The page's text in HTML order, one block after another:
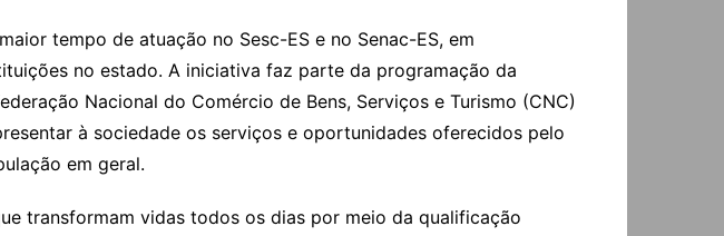
tempo de atuação no Sesc-ES e no Senac-ES, em
no estado. A iniciativa faz parte da programação da
Nacional do Comércio de Bens, Serviços e Turismo (CNC)
à sociedade os serviços e oportunidades oferecidos pelo
em geral.
transformam vidas todos os dias por meio da qualificação